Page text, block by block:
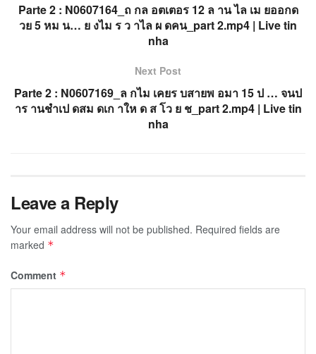
Parte 2 : N0607164_ถ กล อตเตอร 12 ล าน ไล เม ยออกด
วย 5 หม น… ย งไม ร ว าไล ผ ดคน_part 2.mp4 | Live tin
nha
Next Post
Parte 2 : N0607169_ล กไม เคยร บสายพ อมา 15 ป … จนป
าร านชำเป ดสม ดเก าให ด ส โว ย ช_part 2.mp4 | Live tin
nha
Leave a Reply
Your email address will not be published. Required fields are
marked *
Comment *